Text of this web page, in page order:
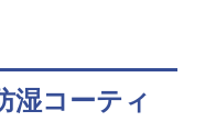
湿コーティ